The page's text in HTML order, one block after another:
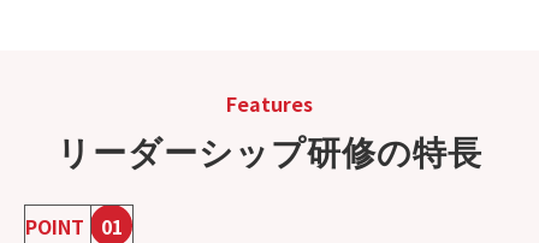
Features
リーダーシップ研修の特長
POINT 01